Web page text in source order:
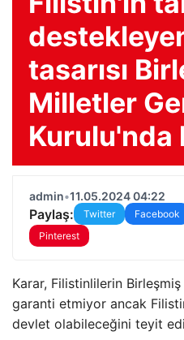
tasarısı
Milletler
Kurulu'nda
admin•11.05.2024 04:22
Paylaş: Twitter Facebook
Pinterest
Karar, Filistinlilerin
garanti etmiyor ancak
devlet olabileceğini teyit